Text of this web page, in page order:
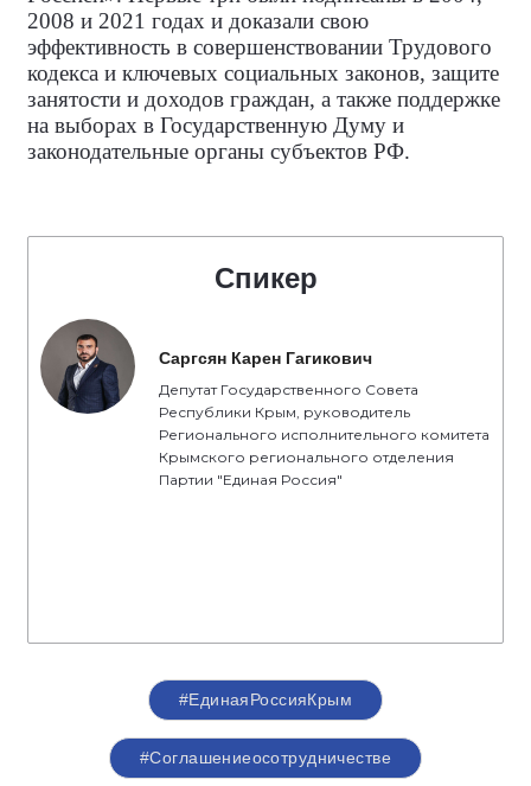
2008 и 2021 годах и доказали свою
эффективность в совершенствовании Трудового
кодекса и ключевых социальных законов, защите
занятости и доходов граждан, а также поддержке
на выборах в Государственную Думу и
законодательные органы субъектов РФ.
Спикер
Саргсян Карен Гагикович
Депутат Государственного Совета
Республики Крым, руководитель
Регионального исполнительного комитета
Крымского регионального отделения
Партии "Единая Россия"
#ЕдинаяРоссияКрым
#Соглашениеосотрудничестве